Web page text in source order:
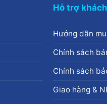
Hỗ trợ
Hướng dẫn
Chính sách
Chính sách
Giao hàng &